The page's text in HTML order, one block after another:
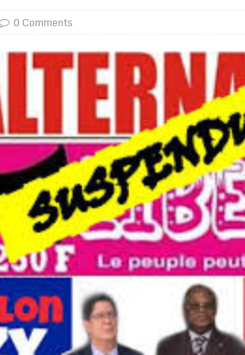
[ 01/08/2026 ] Bénin : Romuald Wadagni reçoit le
Niger : le FMI débloque une bouffée
[ 31/07/2026 ]
Franco Baresi, légendaire défenseur
[ 31/07/2026 ] Benjamin Mendy a vendu aux
[ 31/07/2026 ] Bénin : les membres du Sénat
[ 31/07/2026 ] Projet d’investisseurs à la Fifa:
BUSINESS
[ 30/07/2026 ] Mali : au moins 19 soldats exécutés,
[ 05/08/2026 ] Hervé Renard devient sélectionneur
0 Comments